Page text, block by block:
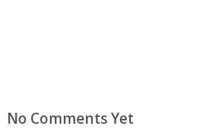
No Comments Yet